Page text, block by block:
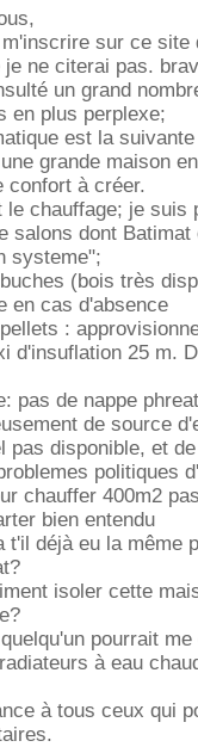
sur ce site
je ne citerai pas.
un grand
en plus perplexe;
est la suivante
grande maison
confort à créer.
le chauffage; je
salons dont
systeme";
(bois très
en cas d'absence
:
d'insuflation 25 m.
pas de nappe
de source
pas disponible, et
politiques
chauffer 400m2
bien entendu
t'il déjà eu la même
isoler cette
pourrait
à eau
à tous ceux qui